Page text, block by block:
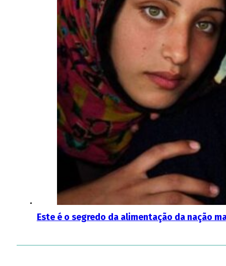
Este é o segredo da alimentação da nação